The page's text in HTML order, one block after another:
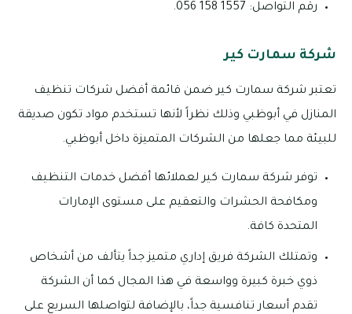
رقم التواصل: 1557 158 056.
شركة سمارت كير
تعتبر شركة سمارت كير ضمن قائمة أفضل شركات تنظيف
المنازل في أبوظبي وذلك نظراً لأنها تستخدم مواد تكون صديقة
للبيئة مما جعلها من الشركات المتميزة داخل أبوظبي.
توفر شركة سمارت كير لعملائها أفضل خدمات التنظيف
ومكافحة الحشرات والتعقيم على مستوى الإمارات
المتحدة كافة.
وتمتلك الشركة فريق إداري متميز جداً يتألف من أشخاص
ذوي خبرة كبيرة وواسعة في هذا المجال كما أن الشركة
تقدم أسعار تنافسية جداً، بالإضافة لتواصلها السريع على